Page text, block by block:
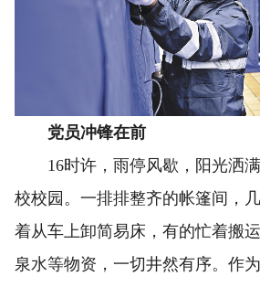
党员冲锋在前
16时许，雨停风歇，阳光洒满
校校园。一排排整齐的帐篷间，
着从车上卸简易床，有的忙着搬
泉水等物资，一切井然有序。作